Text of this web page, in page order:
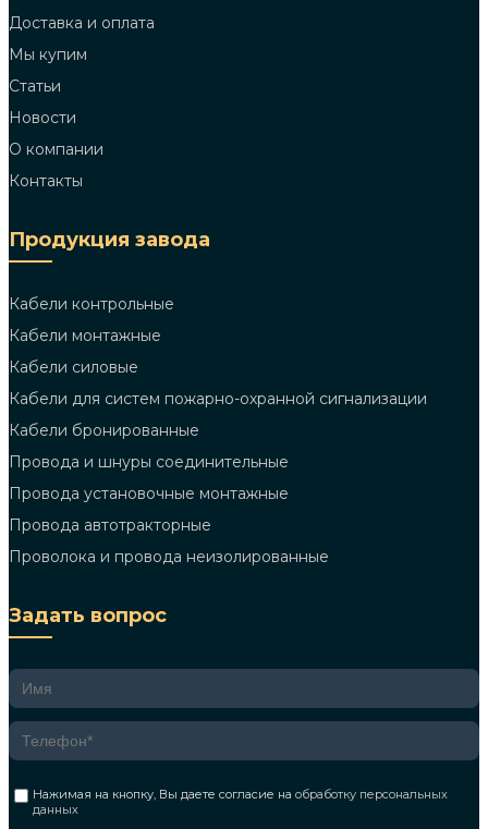
Доставка и оплата
Мы купим
Статьи
Новости
О компании
Контакты
Продукция завода
Кабели контрольные
Кабели монтажные
Кабели силовые
Кабели для систем пожарно-охранной сигнализации
Кабели бронированные
Провода и шнуры соединительные
Провода установочные монтажные
Провода автотракторные
Проволока и провода неизолированные
Задать вопрос
Нажимая на кнопку, Вы даете согласие наобработку персональных
данных